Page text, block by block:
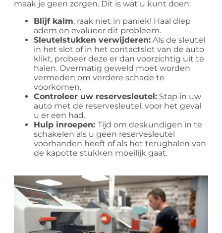
maak je geen zorgen. Dit is wat u kunt doen:
Blijf kalm: raak niet in paniek! Haal diep
adem en evalueer dit probleem.
Sleutelstukken verwijderen: Als de sleutel
in het slot of in het contactslot van de auto
klikt, probeer deze er dan voorzichtig uit te
halen. Overmatig geweld moet worden
vermeden om verdere schade te
voorkomen.
Controleer uw reservesleutel: Stap in uw
auto met de reservesleutel, voor het geval
u er een had.
Hulp inroepen: Tijd om deskundigen in te
schakelen als u geen reservesleutel
voorhanden heeft of als het terughalen van
de kapotte stukken moeilijk gaat.